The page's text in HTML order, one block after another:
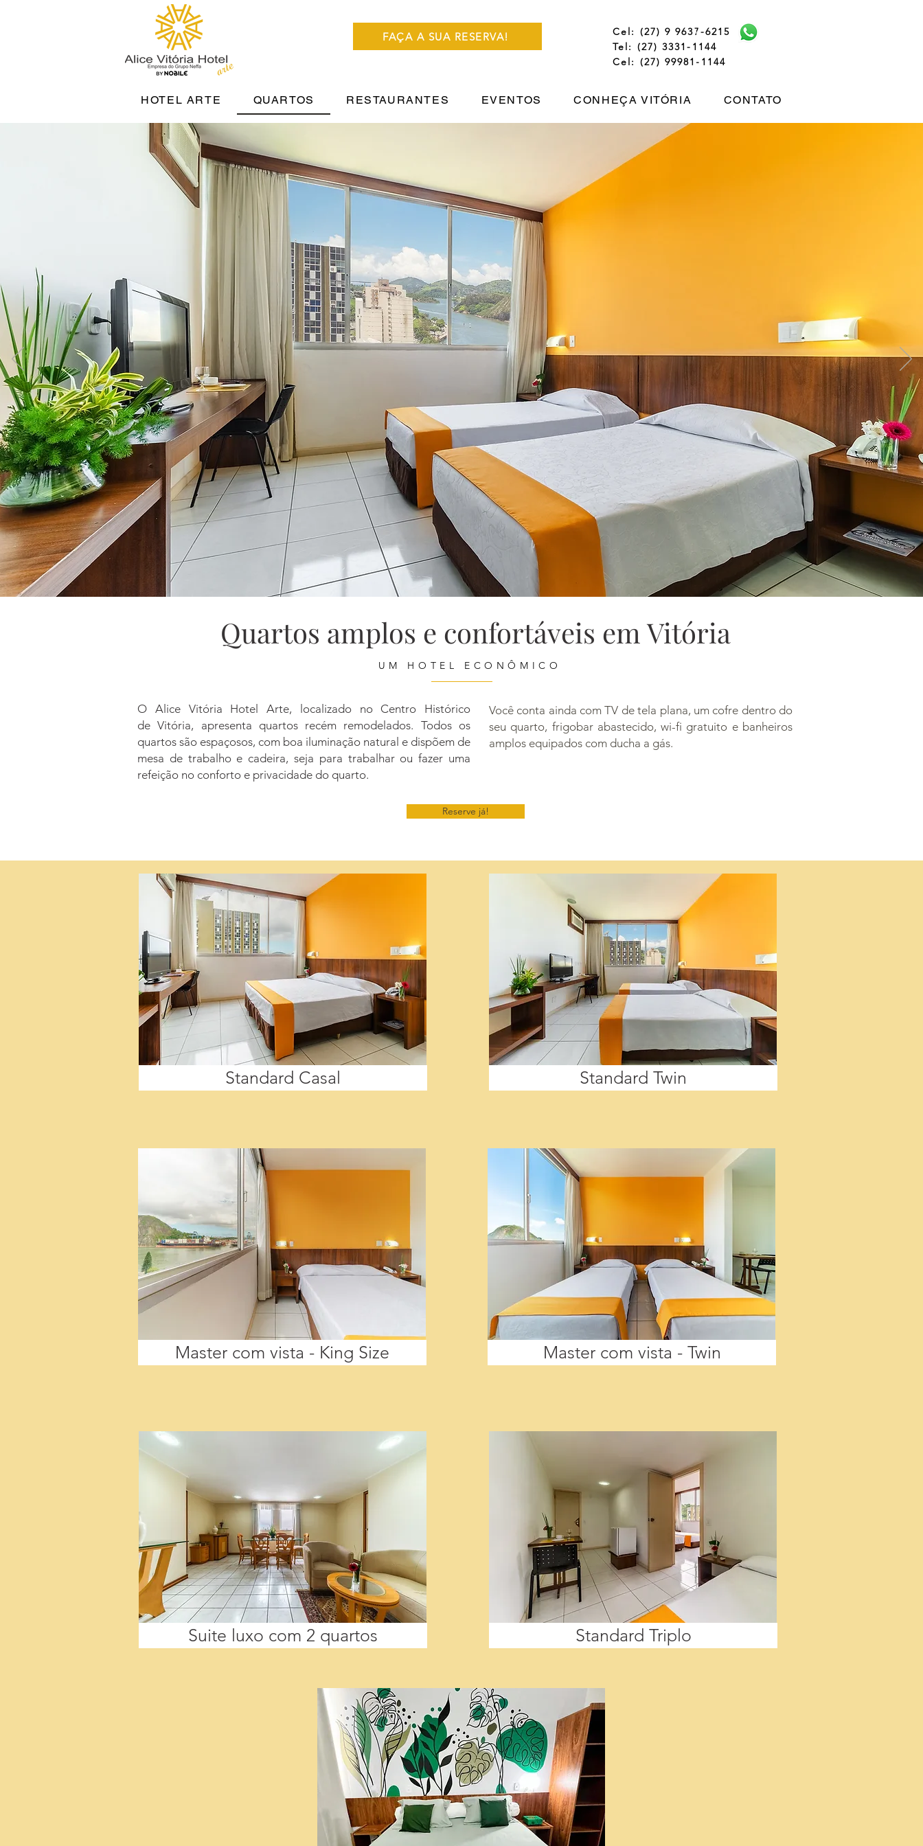
FAÇA A SUA RESERVA!
Cel: (27) 9 9637-6215
Tel: (27) 3331-1144
Cel: (27) 99981-1144
HOTEL ARTE QUARTOS RESTAURANTES EVENTOS CONHEÇA VITÓRIA CONTATO
Quartos amplos e confortáveis em Vitória
UM HOTEL ECONÔMICO
O Alice Vitória Hotel Arte, localizado no Centro Histórico
deVitória, apresenta quartos recém remodelados. Todos os
quartos são espaçosos, com boa iluminação natural e dispõem de
mesa de trabalho e cadeira, seja para trabalhar ou fazer uma
refeição no conforto e privacidade do quarto.
Você conta ainda com TV de tela plana, um cofre dentro do
seu quarto, frigobar abastecido, wi-fi gratuito e banheiros
amplos equipados com ducha a gás.
Reserve já!
Standard Casal
Master com vista - King Size
Standard Twin
Master com vista - Twin
Suite luxo com 2 quartos Standard Triplo